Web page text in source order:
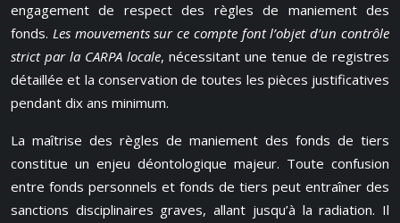
engagement de respect des règles de maniement des
fonds. Les mouvements sur ce compte font l’objet d’un contrôle
strict par la CARPA locale, nécessitant une tenue de registres
détaillée et la conservation de toutes les pièces justificatives
pendant dix ans minimum.
La maîtrise des règles de maniement des fonds de tiers
constitue un enjeu déontologique majeur. Toute confusion
entre fonds personnels et fonds de tiers peut entraîner des
sanctions disciplinaires graves, allant jusqu’à la radiation. Il